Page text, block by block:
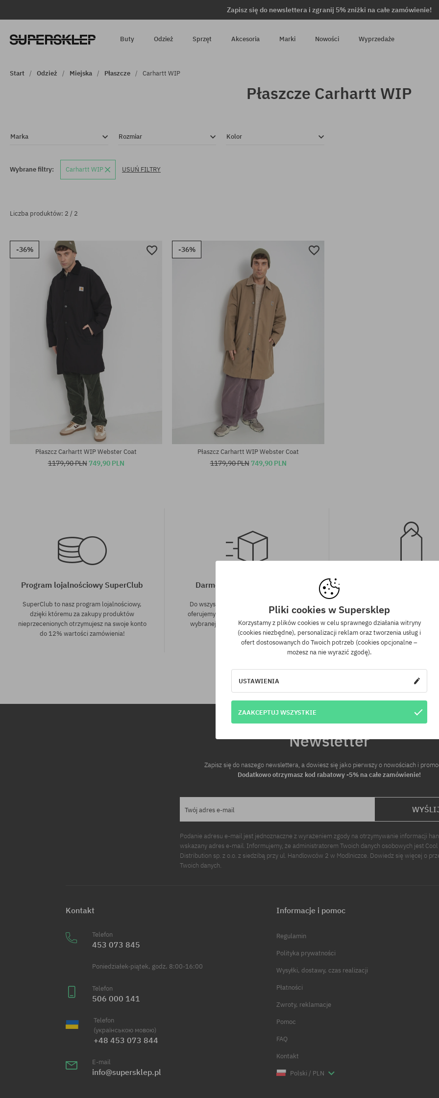
Zapisz się do newslettera i zgranij 5% zniżki na całe zamówienie!
Buty Odzież Sprzęt Akcesoria Marki Nowości Wyprzedaże
Start Odzież Miejska Płaszcze Carhartt WIP
Płaszcze Carhartt WIP
Marka Rozmiar Kolor
Wybrane filtry: Carhartt WIP USUŃ FILTRY
Liczba produktów: 2 / 2
-36%
Płaszcz Carhartt WIP Webster Coat
1179,90 PLN 749,90 PLN
-36%
Płaszcz Carhartt WIP Webster Coat
1179,90 PLN 749,90 PLN
Program lojalnościowy SuperClub
SuperClub to nasz program lojalnościowy,
dzięki któremu za zakupy produktów
nieprzecenionych otrzymujesz na swoje konto
do 12% wartości zamówienia!
Darmowa wysyłka od 350 zł
Do wszystkich zamówień powyżej 350 zł
oferujemy wysyłkę GRATIS, niezależnie od
wybranej formy płatności i przewoźnika.
Gwarancja
Mamy najlepsze ceny, ale jeśli
znaleźć dokładnie ten sam
sklepie, w niższej cenie -
również obniżymy jego
Newsletter
Zapisz się do naszego newslettera, a dowiesz się jako pierwszy o nowościach i
Dodatkowo otrzymasz kod rabatowy -5% na całe zamówienie!
Twój adres e-mail
Podanie adresu e-mail jest jednoznaczne z wyrażeniem zgody na otrzymywanie informacji
wskazany adres e-mail. Informujemy, że administratorem Twoich danych osobowych jest Cool
Distribution sp. z o.o. z siedzibą przy ul. Handlowców 2 w Modlniczce. Dowiedz się więcej o
Twoich danych.
Kontakt
Telefon
453 073 845
Poniedziałek-piątek, godz. 8:00-16:00
Telefon
506 000 141
Telefon
(українською мовою)
+48 453 073 844
E-mail
info@supersklep.pl
Informacje i pomoc
Regulamin
Polityka prywatności
Wysyłki, dostawy, czas realizacji
Płatności
Zwroty, reklamacje
Pomoc
FAQ
Kontakt
Polski / PLN
Pliki cookies w Supersklep
Korzystamy z plików cookies w celu sprawnego działania witryny
(cookies niezbędne), personalizacji reklam oraz tworzenia usług i
ofert dostosowanych do Twoich potrzeb (cookies opcjonalne –
możesz na nie wyrazić zgodę).
USTAWIENIA
ZAAKCEPTUJ WSZYSTKIE